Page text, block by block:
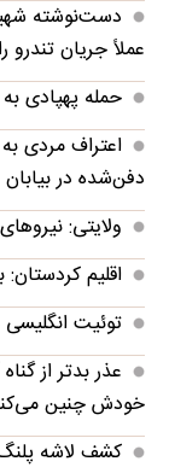
عملاً جریان تندرو
حمله پهپادی به
دفن‌شده در
ولایتی:
اقلیم کردستان:
توئیت انگلیسی
عذر بدتر از
خودش چنین
کشف لاشه